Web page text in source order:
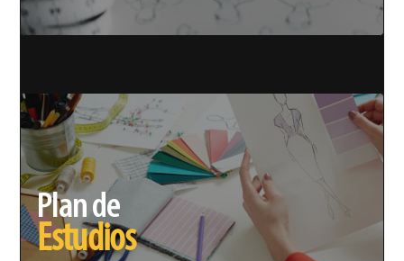
Plan de
Estudios